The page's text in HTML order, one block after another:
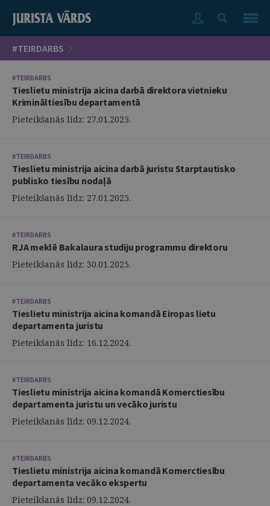
#TEIRDARBS
#TEIRDARBS
Tieslietu ministrija aicina darbā direktora vietnieku
Krimināltiesību departamentā
Pieteikšanās līdz: 27.01.2025.
#TEIRDARBS
Tieslietu ministrija aicina darbā juristu Starptautisko
publisko tiesību nodaļā
Pieteikšanās līdz: 27.01.2025.
#TEIRDARBS
RJA meklē Bakalaura studiju programmu direktoru
Pieteikšanās līdz: 30.01.2025.
#TEIRDARBS
Tieslietu ministrija aicina komandā Eiropas lietu
departamenta juristu
Pieteikšanās līdz: 16.12.2024.
#TEIRDARBS
Tieslietu ministrija aicina komandā Komerctiesību
departamenta juristu un vecāko juristu
Pieteikšanās līdz: 09.12.2024.
#TEIRDARBS
Tieslietu ministrija aicina komandā Komerctiesību
departamenta vecāko ekspertu
Pieteikšanās līdz: 09.12.2024.